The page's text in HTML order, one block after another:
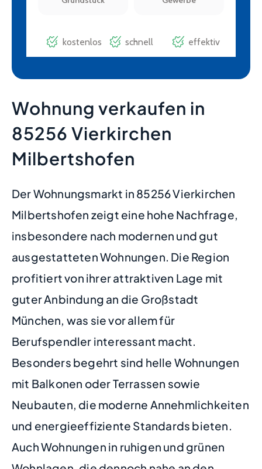
Wohnung verkaufen in
85256 Vierkirchen
Milbertshofen
Der Wohnungsmarkt in 85256 Vierkirchen
Milbertshofen zeigt eine hohe Nachfrage,
insbesondere nach modernen und gut
ausgestatteten Wohnungen. Die Region
profitiert von ihrer attraktiven Lage mit
guter Anbindung an die Großstadt
München, was sie vor allem für
Berufspendler interessant macht.
Besonders begehrt sind helle Wohnungen
mit Balkonen oder Terrassen sowie
Neubauten, die moderne Annehmlichkeiten
und energieeffiziente Standards bieten.
Auch Wohnungen in ruhigen und grünen